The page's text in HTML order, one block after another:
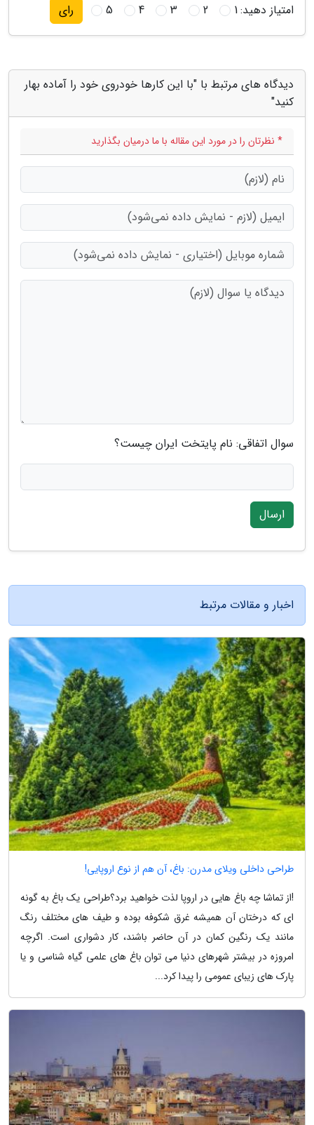
امتیاز دهید:1
2
3
4
5 رای
دیدگاه های مرتبط با "با این کارها خودروی خود را آماده بهار
کنید"
* نظرتان را در مورد این مقاله با ما درمیان بگذارید
سوال اتفاقی: نام پایتخت ایران چیست؟
ارسال
اخبار و مقالات مرتبط
طراحی داخلی ویلای مدرن: باغ، آن هم از نوع اروپایی!
!از تماشا چه باغ هایی در اروپا لذت خواهید برد؟طراحی یک باغ به گونه
ای که درختان آن همیشه غرق شکوفه بوده و طیف های مختلف رنگ
مانند یک رنگین کمان در آن حاضر باشند، کار دشواری است. اگرچه
امروزه در بیشتر شهرهای دنیا می توان باغ های علمی گیاه شناسی و یا
پارک های زیبای عمومی را پیدا کرد...